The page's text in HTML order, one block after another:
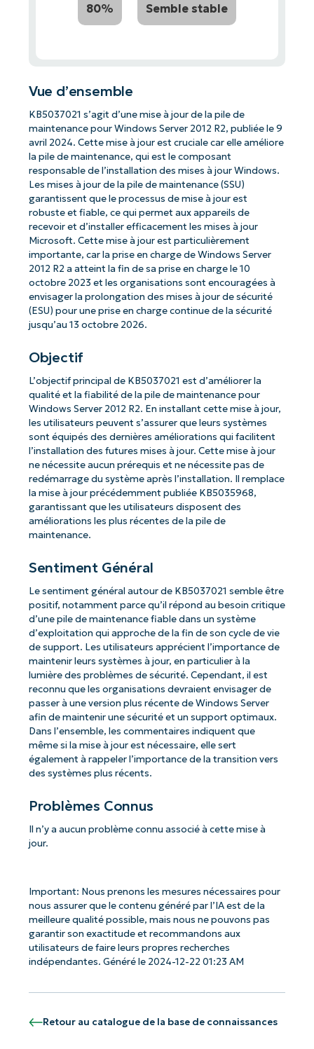
80% Semble stable
Vue d’ensemble
KB5037021 s’agit d’une mise à jour de la pile de
maintenance pour Windows Server 2012 R2, publiée le 9
avril 2024. Cette mise à jour est cruciale car elle améliore
la pile de maintenance, qui est le composant
responsable de l’installation des mises à jour Windows.
Les mises à jour de la pile de maintenance (SSU)
garantissent que le processus de mise à jour est
robuste et fiable, ce qui permet aux appareils de
recevoir et d’installer efficacement les mises à jour
Microsoft. Cette mise à jour est particulièrement
importante, car la prise en charge de Windows Server
2012 R2 a atteint la fin de sa prise en charge le 10
octobre 2023 et les organisations sont encouragées à
envisager la prolongation des mises à jour de sécurité
(ESU) pour une prise en charge continue de la sécurité
jusqu’au 13 octobre 2026.
Objectif
L’objectif principal de KB5037021 est d’améliorer la
qualité et la fiabilité de la pile de maintenance pour
Windows Server 2012 R2. En installant cette mise à jour,
les utilisateurs peuvent s’assurer que leurs systèmes
sont équipés des dernières améliorations qui facilitent
l’installation des futures mises à jour. Cette mise à jour
ne nécessite aucun prérequis et ne nécessite pas de
redémarrage du système après l’installation. Il remplace
la mise à jour précédemment publiée KB5035968,
garantissant que les utilisateurs disposent des
améliorations les plus récentes de la pile de
maintenance.
Sentiment Général
Le sentiment général autour de KB5037021 semble être
positif, notamment parce qu’il répond au besoin critique
d’une pile de maintenance fiable dans un système
d’exploitation qui approche de la fin de son cycle de vie
de support. Les utilisateurs apprécient l’importance de
maintenir leurs systèmes à jour, en particulier à la
lumière des problèmes de sécurité. Cependant, il est
reconnu que les organisations devraient envisager de
passer à une version plus récente de Windows Server
afin de maintenir une sécurité et un support optimaux.
Dans l’ensemble, les commentaires indiquent que
même si la mise à jour est nécessaire, elle sert
également à rappeler l’importance de la transition vers
des systèmes plus récents.
Problèmes Connus
Il n’y a aucun problème connu associé à cette mise à
jour.
Important: Nous prenons les mesures nécessaires pour
nous assurer que le contenu généré par l’IA est de la
meilleure qualité possible, mais nous ne pouvons pas
garantir son exactitude et recommandons aux
utilisateurs de faire leurs propres recherches
indépendantes. Généré le 2024-12-22 01:23 AM
Retour au catalogue de la base de connaissances
Commencez avec les analyses de KB